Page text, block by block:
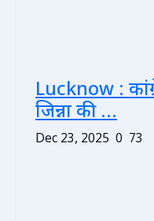
Lucknow :
जिन्ना की ...
Dec 23, 2025 0 73